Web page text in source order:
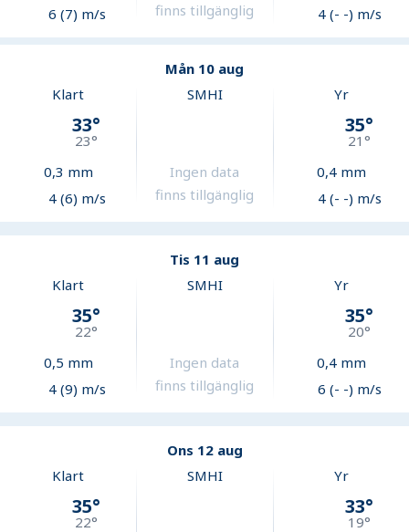
6 (7) m/s
finns tillgänglig
4 (- -) m/s
Mån 10 aug
Klart
33°
23°
0,3 mm
4 (6) m/s
SMHI
Ingen data
finns tillgänglig
Yr
35°
21°
0,4mm
4 (- -) m/s
Tis 11 aug
Klart
35°
22°
0,5 mm
4 (9) m/s
SMHI
Ingen data
finns tillgänglig
Yr
35°
20°
0,4mm
6 (- -) m/s
Ons 12 aug
Klart
35°
22°
SMHI Yr
33°
19°